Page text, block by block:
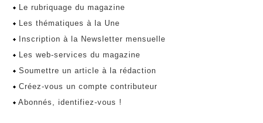
Le rubriquage du magazine
Les thématiques à la Une
Inscription à la Newsletter mensuelle
Les web-services du magazine
Soumettre un article à la rédaction
Créez-vous un compte contributeur
Abonnés, identifiez-vous !